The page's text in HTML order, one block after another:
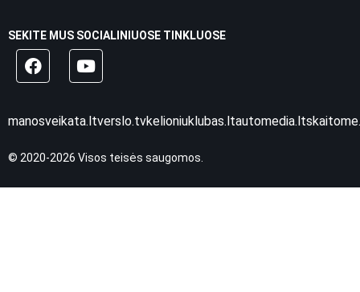
SEKITE MUS SOCIALINIUOSE TINKLUOSE
manosveikata.ltverslo.tvkelioniuklubas.ltautomedia.lt
© 2020-2026 Visos teisės saugomos.